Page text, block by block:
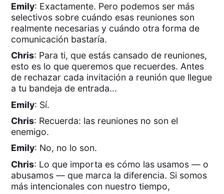
Emily: Exactamente. Pero podemos ser más
selectivos sobre cuándo esas reuniones son
realmente necesarias y cuándo otra forma de
comunicación bastaría.
Chris: Para ti, que estás cansado de reuniones,
esto es lo que queremos que recuerdes. Antes
de rechazar cada invitación a reunión que llegue
a tu bandeja de entrada...
Emily: Sí.
Chris: Recuerda: las reuniones no son el
enemigo.
Emily: No, no lo son.
Chris: Lo que importa es cómo las usamos — o
abusamos — que marca la diferencia. Si somos
más intencionales con nuestro tiempo,